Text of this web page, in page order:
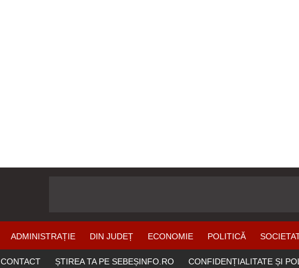
ADMINISTRAȚIE DIN JUDEȚ ECONOMIE POLITICĂ
CONTACT ȘTIREA TA PE SEBEȘINFO.RO CONFIDENȚIALITATE ȘI